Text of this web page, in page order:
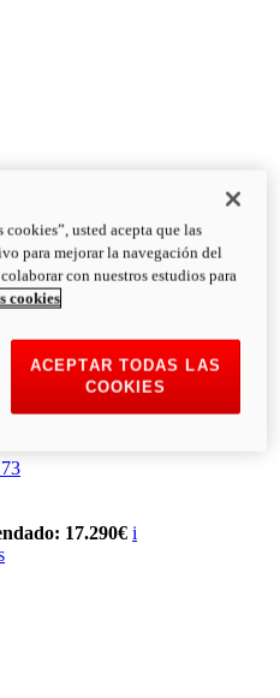
17.290€ i
usted acepta que las
para mejorar la navegación del
con nuestros estudios para
cookies
ACEPTAR TODAS LAS
COOKIES